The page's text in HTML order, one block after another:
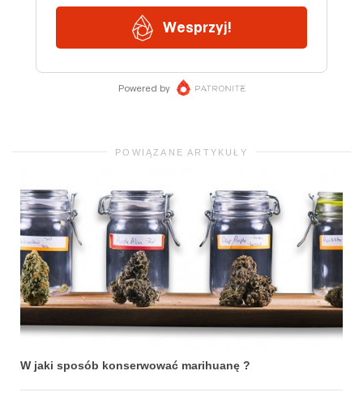
POWIĄZANE ARTYKUŁY
W jaki sposób konserwować marihuanę ?